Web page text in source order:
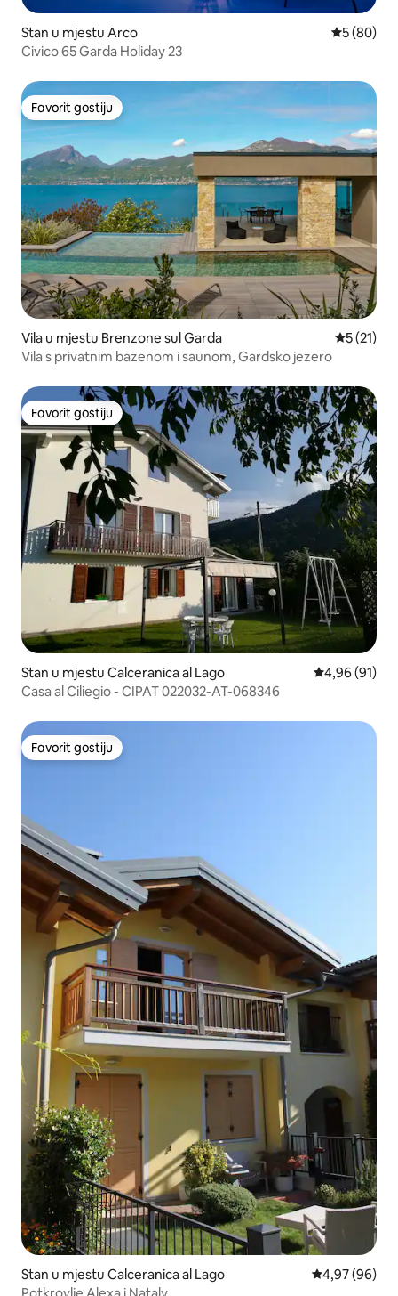
Stan u mjestu Arco Prosječna
5 (80)
Civico 65 Garda Holiday 23
Favorit gostiju
Favorit gostiju
Vila u mjestu Brenzone sul Garda Prosječna
5 (21)
Vila s privatnim bazenom i saunom, Gardsko jezero
Favorit gostiju
Favorit gostiju
Stan u mjestu Calceranica al Lago Prosječna
4,96 (91)
Casa al Ciliegio - CIPAT 022032-AT-068346
Favorit gostiju
Favorit gostiju
Stan u mjestu Calceranica al Lago Prosječna
4,97 (96)